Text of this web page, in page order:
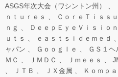
ASGS年次大会（ワシントン州）
ｎｔｕｒｅｓ
ＣｏｒｅＴｉｓｓ
ｎｇ
ＤｅｅｐＥｙｅＶｉｓｉｏｎ
ｕｔｓ
ｅａｓｔｓｉｄｅｍｅｄ
ャパン
Ｇｏｏｇｌｅ ＧＳ１
ＭＣ
ＪＭＤＣ Ｊｍｅｅｓ
ＪＴＢ
ＪＸ金属 Ｋｏｍｐａ